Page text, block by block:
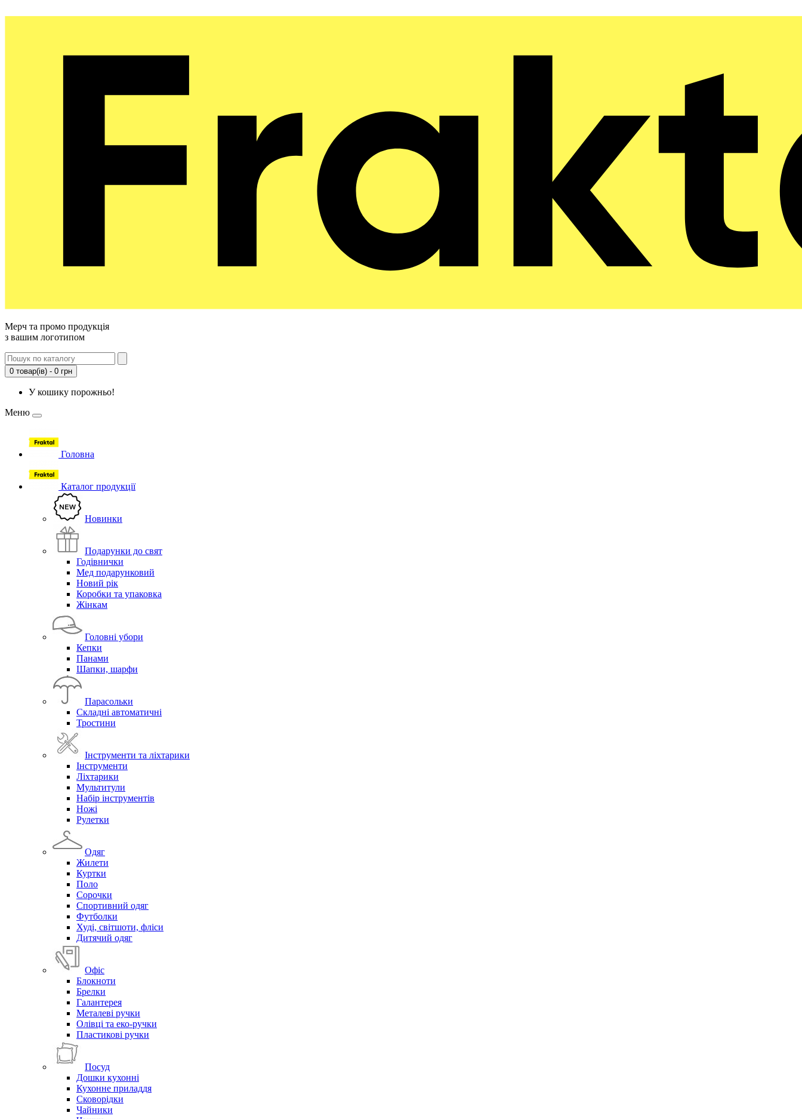
Мерч та промо продукція
з вашим логотипом
0 товар(ів) - 0 грн
У кошику порожньо!
Меню
Головна
Каталог продукції
Новинки
Подарунки до свят
Годівнички
Мед подарунковий
Новий рік
Коробки та упаковка
Жінкам
Головні убори
Кепки
Панами
Шапки, шарфи
Парасольки
Складні автоматичні
Тростини
Інструменти та ліхтарики
Інструменти
Ліхтарики
Мультитули
Набір інструментів
Ножі
Рулетки
Одяг
Жилети
Куртки
Поло
Сорочки
Спортивний одяг
Футболки
Худі, світшоти, фліси
Дитячий одяг
Офіс
Блокноти
Брелки
Галантерея
Металеві ручки
Олівці та еко-ручки
Пластикові ручки
Посуд
Дошки кухонні
Кухонне приладдя
Сковорідки
Чайники